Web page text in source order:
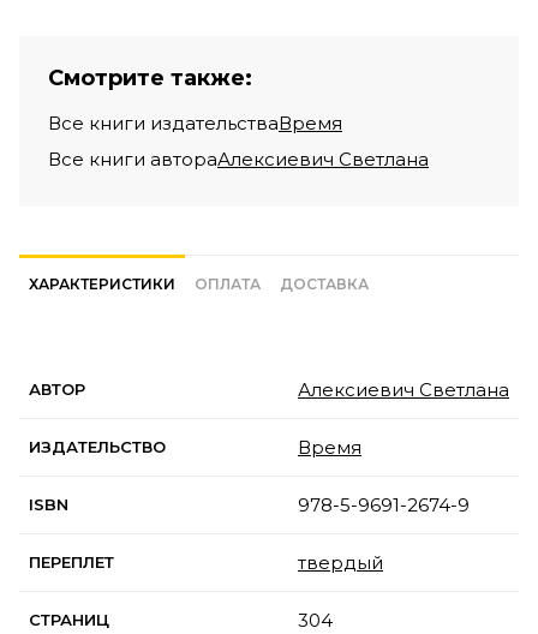
Смотрите также:
Все книги издательстваВремя
Все книги автораАлексиевич Светлана
ХАРАКТЕРИСТИКИ ОПЛАТА ДОСТАВКА
АВТОР Алексиевич Светлана
ИЗДАТЕЛЬСТВО Время
ISBN 978-5-9691-2674-9
ПЕРЕПЛЕТ твердый
СТРАНИЦ 304